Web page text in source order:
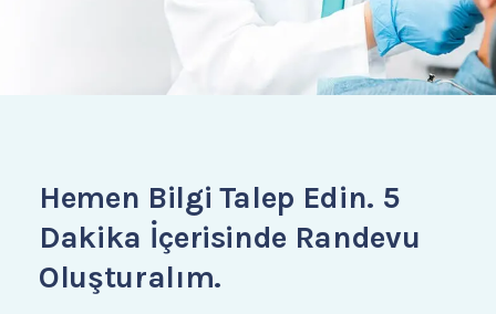
Hemen Bilgi Talep Edin. 5
Dakika İçerisinde Randevu
Oluşturalım.